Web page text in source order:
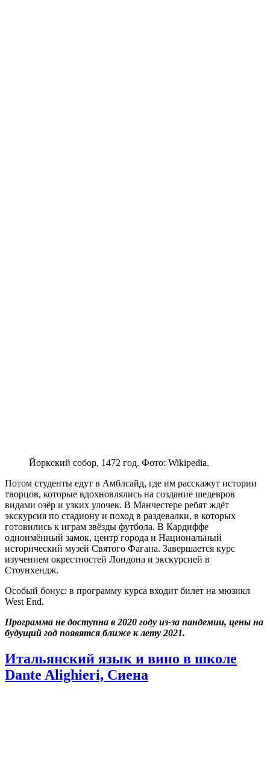
Йоркский собор, 1472 год. Фото: Wikipedia.
Потом студенты едут в Амблсайд, где им расскажут истории
творцов, которые вдохновлялись на создание шедевров
видами озёр и узких улочек. В Манчестере ребят ждёт
экскурсия по стадиону и поход в раздевалки, в которых
готовились к играм звёзды футбола. В Кардиффе
одноимённый замок, центр города и Национальный
исторический музей Святого Фагана. Завершается курс
изучением окрестностей Лондона и экскурсией в
Стоунхендж.
Особый бонус: в программу курса входит билет на мюзикл
West End.
Программа не доступна в 2020 году из-за пандемии, цены на
будущий год появятся ближе к лету 2021.
Итальянский язык и вино в школе
Dante Alighieri, Сиена